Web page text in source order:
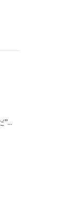
介護と医療の“あいだ”にいる看護師